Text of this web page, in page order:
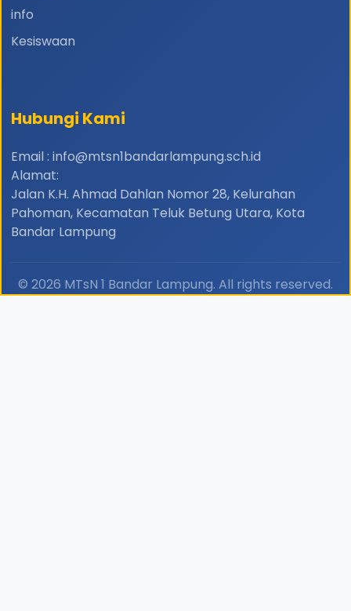
info
Kesiswaan
Hubungi Kami
Email : info@mtsn1bandarlampung.sch.id
Alamat:
Jalan K.H. Ahmad Dahlan Nomor 28, Kelurahan
Pahoman, Kecamatan Teluk Betung Utara, Kota
Bandar Lampung
© 2026 MTsN 1 Bandar Lampung. All rights reserved.